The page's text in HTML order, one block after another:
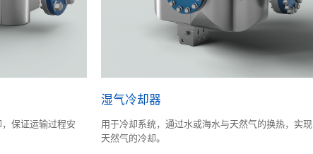
保证运输过程安
湿气冷却器
用于冷却系统，通过水或海水与天然气的换热，实现
天然气的冷却。